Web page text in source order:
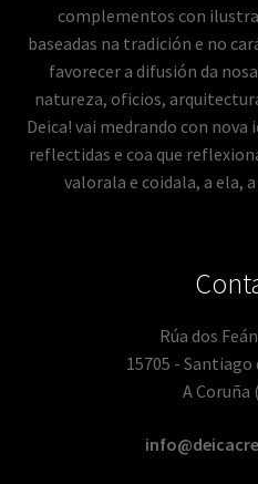
complementos con
baseadas na tradición e no
favorecer a difusión da
natureza, oficios,
Deica! vai medrando con
reflectidas e coa que
valorala e coidala, a ela,
Rúa dos
15705 -
A Coruña